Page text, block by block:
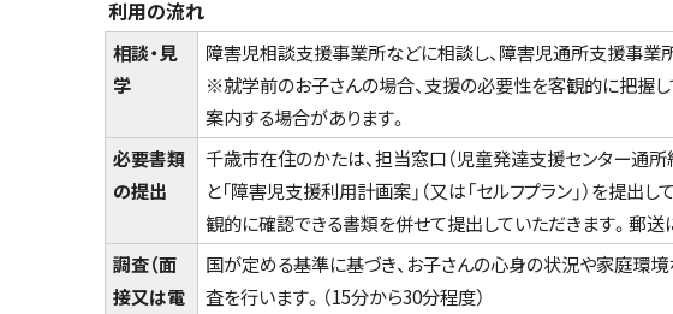
利用の流れ
相談・見
学
障害児相談支援事業所などに相談し、障害児通所支援事業
※就学前のお子さんの場合、支援の必要性を客観的に把握し
案内する場合があります。
必要書類
の提出
千歳市在住のかたは、担当窓口（児童発達支援センター通
と「障害児支援利用計画案」（又は「セルフプラン」）を提
観的に確認できる書類を併せて提出していただきます。郵送
調査（面
接又は電
国が定める基準に基づき、お子さんの心身の状況や家庭環
査を行います。（15分から30分程度）